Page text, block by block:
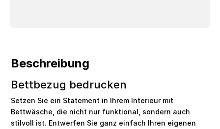
Beschreibung
Bettbezug bedrucken
Setzen Sie ein Statement in Ihrem Interieur mit
Bettwäsche, die nicht nur funktional, sondern auch
stilvoll ist. Entwerfen Sie ganz einfach Ihren eigenen